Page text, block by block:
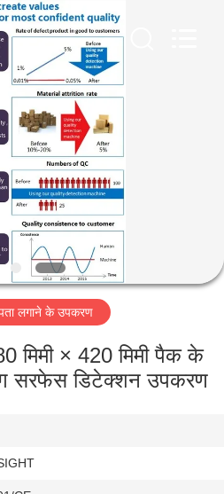
लगाने के उपकरण
मिमी × 420 मिमी पैक के
सरफेस डिटेक्शन उपकरण